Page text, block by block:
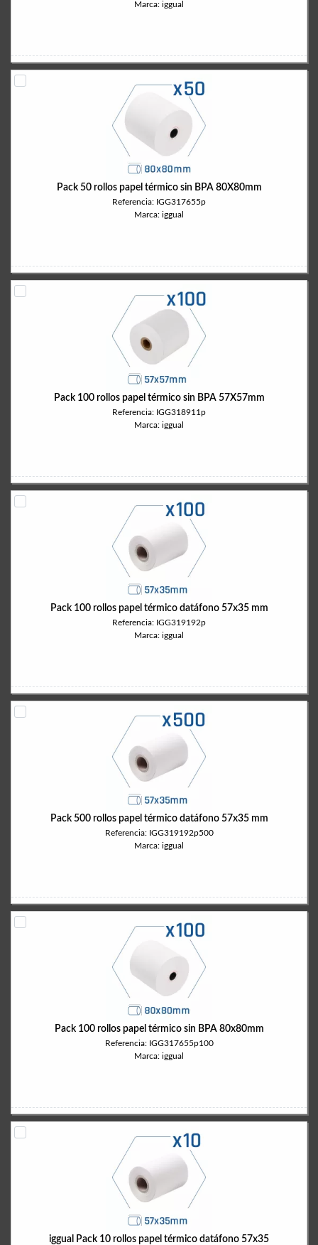
Marca: iggual
Pack 50 rollos papel térmico sin BPA 80X80mm
Referencia: IGG317655p
Marca: iggual
Pack 100 rollos papel térmico sin BPA 57X57mm
Referencia: IGG318911p
Marca: iggual
Pack 100 rollos papel térmico datáfono 57x35 mm
Referencia: IGG319192p
Marca: iggual
Pack 500 rollos papel térmico datáfono 57x35 mm
Referencia: IGG319192p500
Marca: iggual
Pack 100 rollos papel térmico sin BPA 80x80mm
Referencia: IGG317655p100
Marca: iggual
iggual Pack 10 rollos papel térmico datáfono 57x35